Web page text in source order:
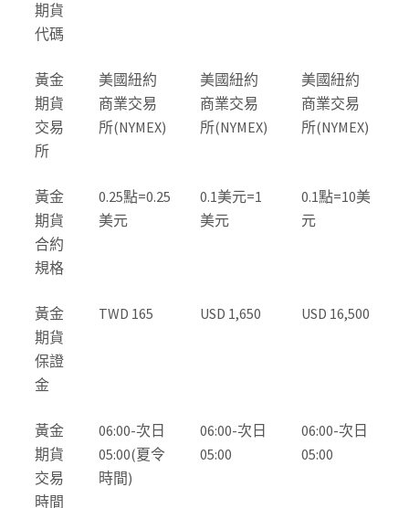
期貨
代碼
黃金
期貨
交易
所
美國紐約
商業交易
所(NYMEX)
美國紐約
商業交易
所(NYMEX)
美國紐約
商業交易
所(NYMEX)
黃金
期貨
合約
規格
0.25點=0.25
美元
0.1美元=1
美元
0.1點=10美
元
黃金
期貨
保證
金
TWD 165 USD 1,650 USD 16,500
黃金
期貨
交易
時間
06:00-次日
05:00(夏令
時間)
06:00-次日
05:00
06:00-次日
05:00